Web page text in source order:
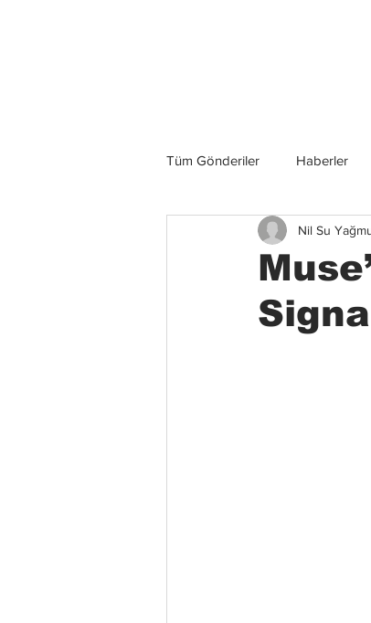
Tüm Gönderiler Haberler
Grup İncelemeleriNil Su